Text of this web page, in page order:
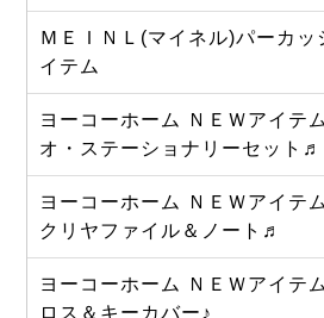
ＭＥＩＮＬ(マイネル)パーカッ
イテム
ヨーコーホーム ＮＥＷアイ
オ・ステーショナリーセット♬
ヨーコーホーム ＮＥＷアイ
クリヤファイル＆ノート♬
ヨーコーホーム ＮＥＷアイ
ロス＆キーカバー♪